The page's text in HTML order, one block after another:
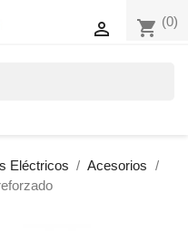
shopping_cart (0)

Eléctricos
Acesorios